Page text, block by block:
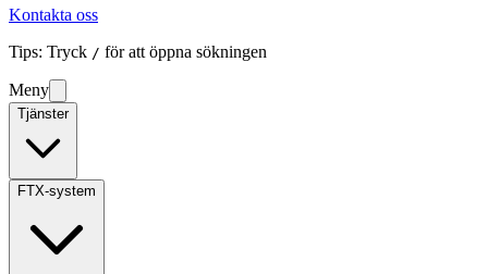
Kontakta oss
Tips: Tryck / för att öppna sökningen
Meny
Tjänster
FTX-system